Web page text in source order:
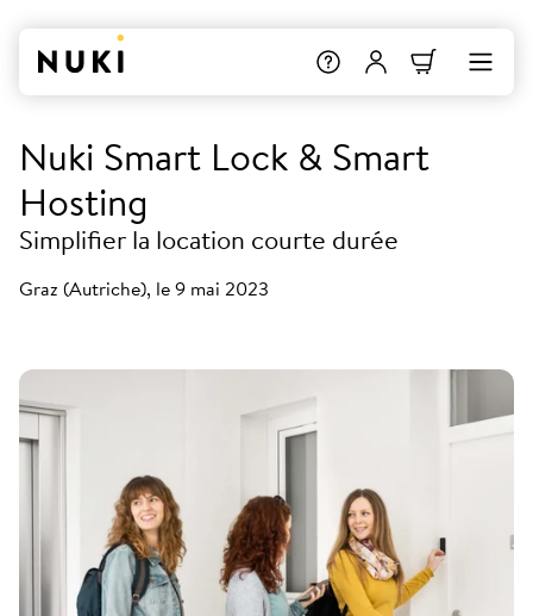
Nuki Smart Lock & Smart
Hosting
Simplifier la location courte durée
Graz (Autriche), le 9 mai 2023